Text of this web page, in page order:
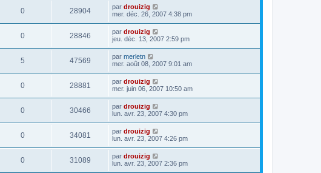
0 28904 par drouizig
mer. déc. 26, 2007 4:38 pm
0 28846 par drouizig
jeu. déc. 13, 2007 2:59 pm
5 47569 par merletn
mer. août 08, 2007 9:01 am
0 28881 par drouizig
mer. juin 06, 2007 10:50 am
0 30466 par drouizig
lun. avr. 23, 2007 4:30 pm
0 34081 par drouizig
lun. avr. 23, 2007 4:26 pm
0 31089 par drouizig
lun. avr. 23, 2007 2:36 pm